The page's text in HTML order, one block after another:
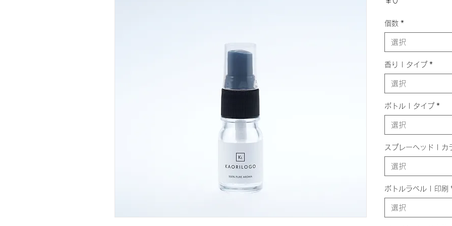
個数 *
選択
香り | タイプ *
選択
ボトル | タイプ *
選択
スプレーヘッド | カ
選択
ボトルラベル | 印刷
選択